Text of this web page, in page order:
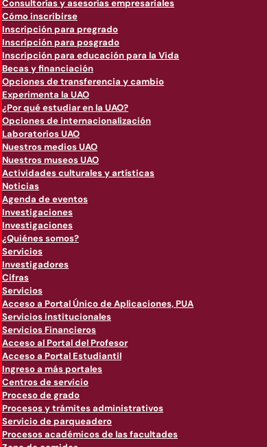
Consultorías y asesorías empresariales
Cómo inscribirse
Inscripción para pregrado
Inscripción para posgrado
Inscripción para educación para la Vida
Becas y financiación
Opciones de transferencia y cambio
Experimenta la UAO
¿Por qué estudiar en la UAO?
Opciones de internacionalización
Laboratorios UAO
Nuestros medios UAO
Nuestros museos UAO
Actividades culturales y artísticas
Noticias
Agenda de eventos
Investigaciones
Investigaciones
¿Quiénes somos?
Servicios
Investigadores
Cifras
Servicios
Acceso a Portal Único de Aplicaciones, PUA
Servicios institucionales
Servicios Financieros
Acceso al Portal del Profesor
Acceso a Portal Estudiantil
Ingreso a más portales
Centros de servicio
Proceso de grado
Procesos y trámites administrativos
Servicio de parqueadero
Procesos académicos de las facultades